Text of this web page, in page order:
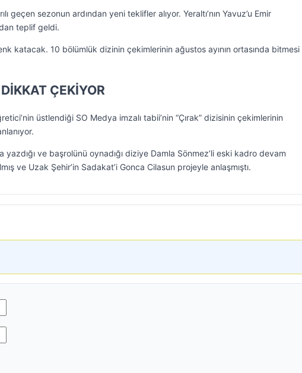
geçen sezonun ardından yeni teklifler alıyor. Yeraltı’nın Yavuz’u Emir
teplif geldi.
katacak. 10 bölümlük dizinin çekimlerinin ağustos ayının ortasında bitmesi
ÇEKİYOR
üstlendiği SO Medya imzalı tabii’nin “Çırak” dizisinin çekimlerinin
yazdığı ve başrolünü oynadığı diziye Damla Sönmez’li eski kadro devam
ve Uzak Şehir’in Sadakat’i Gonca Cilasun projeyle anlaşmıştı.